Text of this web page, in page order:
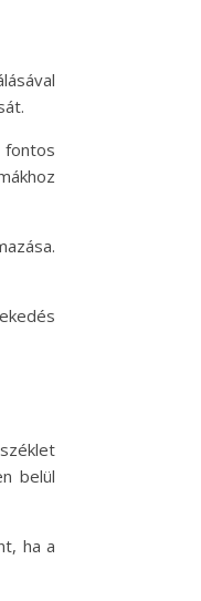
fontos
belül
ha a